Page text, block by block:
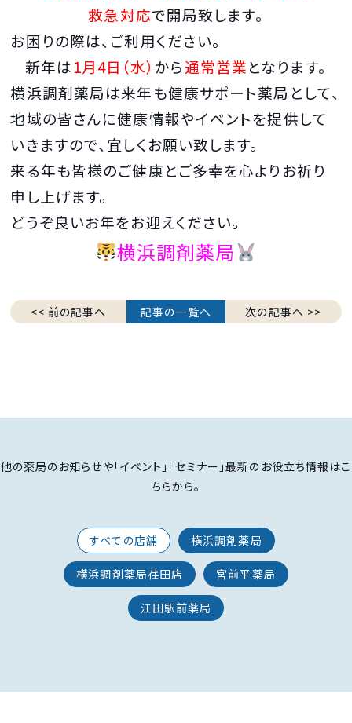
救急対応で開局致します。
お困りの際は、ご利用ください。
新年は1月4日（水） から通常営業となります。
横浜調剤薬局は来年も健康サポート薬局として、
地域の皆さんに健康情報やイベントを提供して
いきますので、宜しくお願い致します。
来る年も皆様のご健康とご多幸を心よりお祈り
申し上げます。
どうぞ良いお年をお迎えください。
横浜調剤薬局
<< 前の記事へ 記事の一覧へ 次の記事へ >>
他の薬局のお知らせや「イベント」「セミナー」最新のお役立ち情報はこ
ちらから。
すべての店舗 横浜調剤薬局
横浜調剤薬局荏田店 宮前平薬局
江田駅前薬局